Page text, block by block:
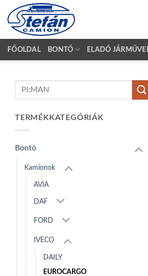
content
FŐOLDAL BONTÓ ELADÓ
Keresés
TERMÉKKATEGÓRIÁK
Bontó
Kamionok
AVIA
DAF
FORD
IVECO
DAILY
EUROCARGO